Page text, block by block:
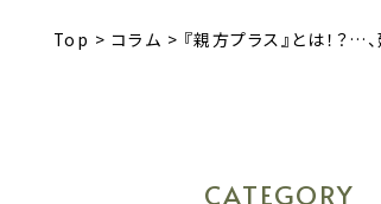
Top > コラム > 『親方プラス』とは！？…
CATEGORY